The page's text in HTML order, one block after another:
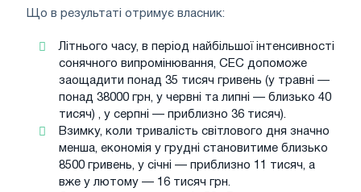
Що в результаті отримує власник:
Літнього часу, в період найбільшої інтенсивності
сонячного випромінювання, СЕС допоможе
заощадити понад 35 тисяч гривень (у травні —
понад 38000 грн, у червні та липні — близько 40
тисяч) , у серпні — приблизно 36 тисяч).
Взимку, коли тривалість світлового дня значно
менша, економія у грудні становитиме близько
8500 гривень, у січні — приблизно 11 тисяч, а
вже у лютому — 16 тисяч грн.